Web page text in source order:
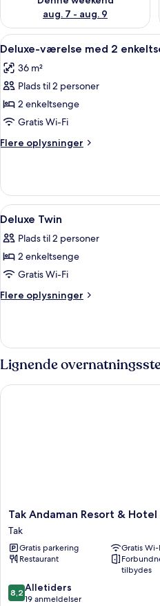
aug. 7 - aug. 9
Indlæs
alle
billeder
af
Deluxe-
værelse
med
2
9
Deluxe-værelse med 2
36 m²
Plads til 2 personer
2 enkeltsenge
Gratis Wi-Fi
Flere oplysninger
Flere
værelse
med
2
Indlæs
alle
billeder
af
Deluxe
Twin
10
Deluxe Twin
Plads til 2 personer
2 enkeltsenge
Gratis Wi-Fi
Flere oplysninger
Flere
Twin
Lignende
Tak
Andaman
Resort
&
Hotel
Tak Andaman Resort & Hotel
Tak
Gratis parkering
Gratis Wi-
Restaurant
tilbydes
8.2
ud
8,2 Alletiders
19 anmeldelser
Tak Andaman Resort & Hotel